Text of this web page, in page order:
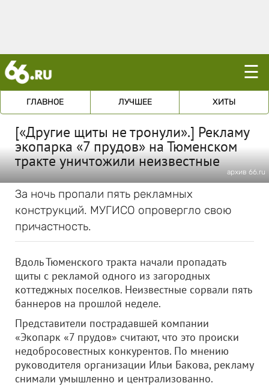
☰
ГЛАВНОЕ ЛУЧШЕЕ ХИТЫ
[«Другие щиты не тронули».] Рекламу
экопарка «7 прудов» на Тюменском
тракте уничтожили неизвестные
архив 66.ru
За ночь пропали пять рекламных
конструкций. МУГИСО опровергло свою
причастность.
Вдоль Тюменского тракта начали пропадать
щиты с рекламой одного из загородных
коттеджных поселков. Неизвестные сорвали пять
баннеров на прошлой неделе.
Представители пострадавшей компании
«Экопарк «7 прудов» считают, что это происки
недобросовестных конкурентов. По мнению
руководителя организации Ильи Бакова, рекламу
снимали умышленно и централизованно.